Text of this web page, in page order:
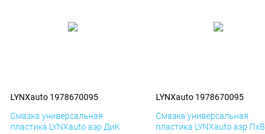
LYNXauto 1978670095
Смазка универсальная
пластика LYNXauto аэр ДиК
LYNXauto 1978670095
Смазка универсальная
пластика LYNXauto аэр ПхВ